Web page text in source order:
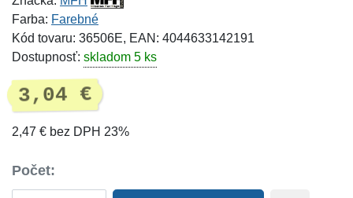
Farba: Farebné
Kód tovaru: 36506E, EAN: 4044633142191
Dostupnosť: skladom 5 ks
3,04 €
2,47 € bez DPH 23%
Počet: